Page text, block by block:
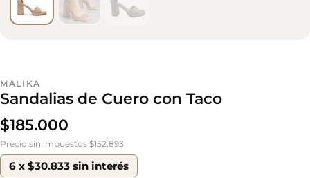
MALIKA
Sandalias de Cuero con Taco
$185.000
Precio sin impuestos $152.893
6 x $30.833 sin interés